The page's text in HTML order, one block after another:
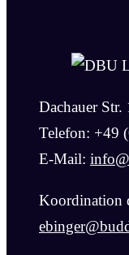
Dachauer
Telefon: +49
E-Mail:
Koordination